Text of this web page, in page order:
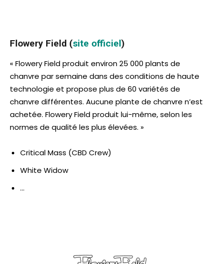
Flowery Field (site officiel)
« Flowery Field produit environ 25 000 plants de
chanvre par semaine dans des conditions de haute
technologie et propose plus de 60 variétés de
chanvre différentes. Aucune plante de chanvre n’est
achetée. Flowery Field produit lui-même, selon les
normes de qualité les plus élevées. »
Critical Mass (CBD Crew)
White Widow
…